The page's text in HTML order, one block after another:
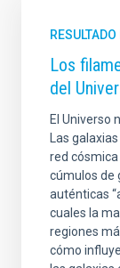
Los
del
El Universo
Las
red
cúmulos de
auténticas
cuales la
regiones
cómo